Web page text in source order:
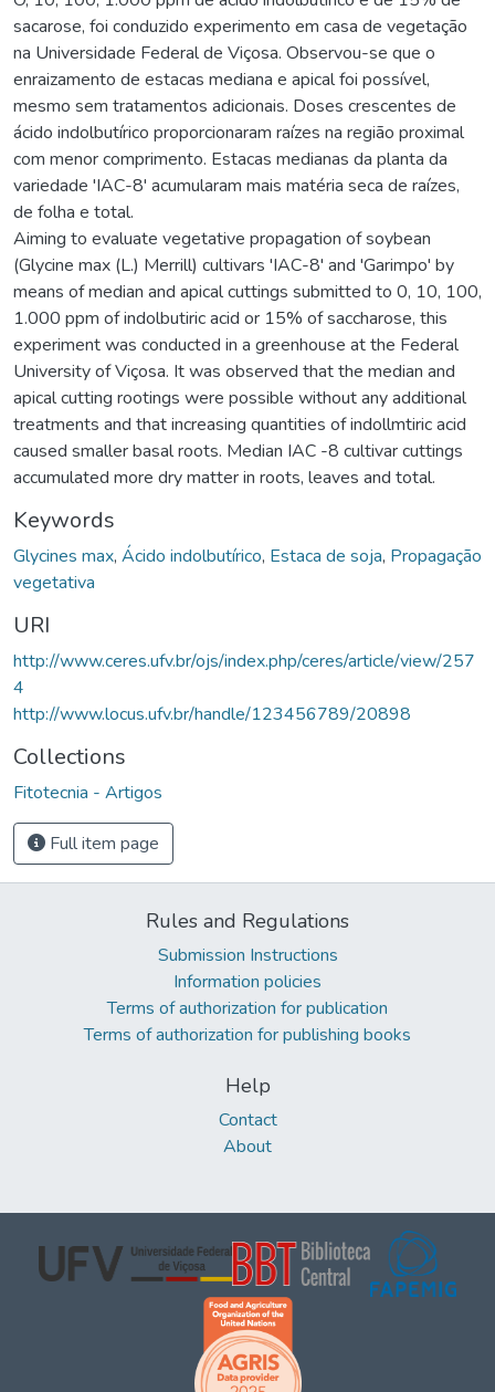
sacarose, foi conduzido experimento em casa de vegetação
na Universidade Federal de Viçosa. Observou-se que o
enraizamento de estacas mediana e apical foi possível,
mesmo sem tratamentos adicionais. Doses crescentes de
ácido indolbutírico proporcionaram raízes na região proximal
com menor comprimento. Estacas medianas da planta da
variedade 'IAC-8' acumularam mais matéria seca de raízes,
de folha e total.
Aiming to evaluate vegetative propagation of soybean
(Glycine max (L.) Merrill) cultivars 'IAC-8' and 'Garimpo' by
means of median and apical cuttings submitted to 0, 10, 100,
1.000 ppm of indolbutiric acid or 15% of saccharose, this
experiment was conducted in a greenhouse at the Federal
University of Viçosa. It was observed that the median and
apical cutting rootings were possible without any additional
treatments and that increasing quantities of indollmtiric acid
caused smaller basal roots. Median IAC -8 cultivar cuttings
accumulated more dry matter in roots, leaves and total.
Keywords
Glycines max, Ácido indolbutírico, Estaca de soja, Propagação
vegetativa
URI
http://www.ceres.ufv.br/ojs/index.php/ceres/article/view/257
4
http://www.locus.ufv.br/handle/123456789/20898
Collections
Fitotecnia - Artigos
Full item page
Rules and Regulations
Submission Instructions
Information policies
Terms of authorization for publication
Terms of authorization for publishing books
Help
Contact
About